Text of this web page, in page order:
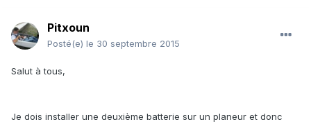
Pitxoun
Posté(e) le 30 septembre 2015
Salut à tous,
Je dois installer une deuxième batterie sur un planeur et donc